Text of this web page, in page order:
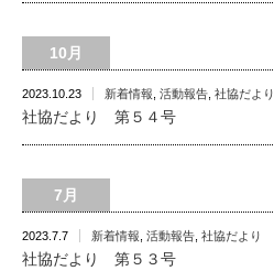
10月
2023.10.23 新着情報 活動報告 社協だより
社協だより 第５４号
7月
2023.7.7 新着情報 活動報告 社協だより
社協だより 第５３号